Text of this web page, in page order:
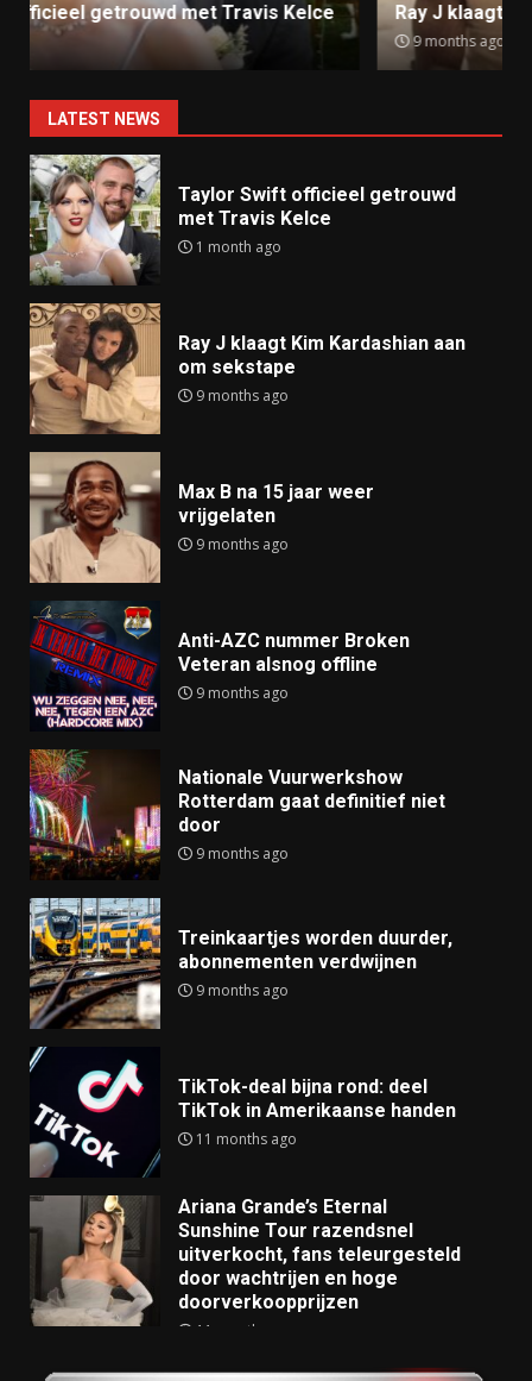
Ray J klaagt Kim Kardashian aan om sekstape
9 months ago
LATEST NEWS
Taylor Swift officieel getrouwd
met Travis Kelce
1 month ago
Ray J klaagt Kim Kardashian aan
om sekstape
9 months ago
Max B na 15 jaar weer
vrijgelaten
9 months ago
Anti-AZC nummer Broken
Veteran alsnog offline
9 months ago
Nationale Vuurwerkshow
Rotterdam gaat definitief niet
door
9 months ago
Treinkaartjes worden duurder,
abonnementen verdwijnen
9 months ago
TikTok-deal bijna rond: deel
TikTok in Amerikaanse handen
11 months ago
Ariana Grande’s Eternal
Sunshine Tour razendsnel
uitverkocht, fans teleurgesteld
door wachtrijen en hoge
doorverkoopprijzen
11 months ago